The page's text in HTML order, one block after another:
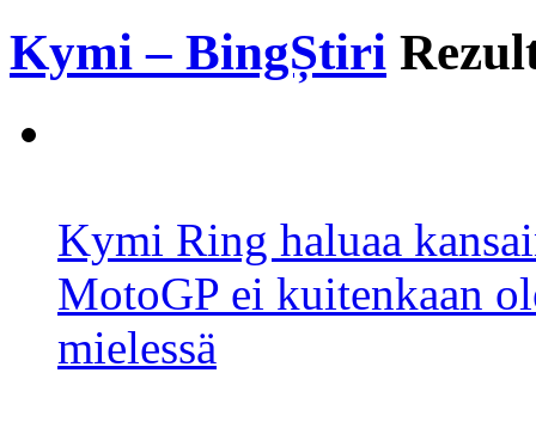
Kymi – BingȘtiri
Kymi Ring haluaa
MotoGP ei kuitenkaan
mielessä